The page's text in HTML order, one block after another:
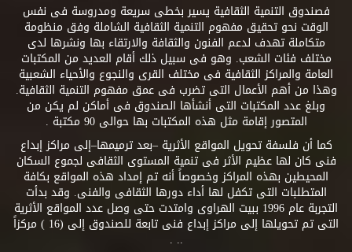
فصندوق التنمية الثقافية يسير بخطى سريعة ومدروسة فى نفس
الوقت نحو تحقيق مفهوم التنمية الثقافية الشاملة وفق منظومة
متكاملة تهدف لدعم الفنون والثقافة والارتقاء بها ونشرها لدى
مختلف فئات الشعب. وهو فى سبيل ذلك أقام العديد من المكتبات
العامة والمراكز الثقافية فى مختلف القرى والنجوع والأحياء الشعبية
وهذا من أهم الأعمال التى تضرب فى عمق مفهوم التنمية الثقافية.
وبلغ عدد المكتبات التى أنشأها الصندوق فى أماكن لم يكن من
المتصور إقامة مثل هذه المكتبات بها حوالى 90 مكتبة .
كما أن فلسفة تحويل المواقع الأثرية –بعد ترميمها–إلى مراكز إبداع
فنى كان لها عظيم الأثر فى تنمية المستوى الثقافى لجموع السكان
المحيطين بهذه المراكز وخصوصاً أنه تم إمداد هذه المواقع بكافة
المتطلبات التى تكفل لها أداء دورها الثقافى والفنى. وقد بدأت
التجربة عام 1996 ببيت الهراوى وامتدت حتى وصل عدد المواقع الأثرية
التى تم تحويلها إلى مراكز إبداع فنى تابعة للصندوق إلى (16 ) مركزاً
.. .